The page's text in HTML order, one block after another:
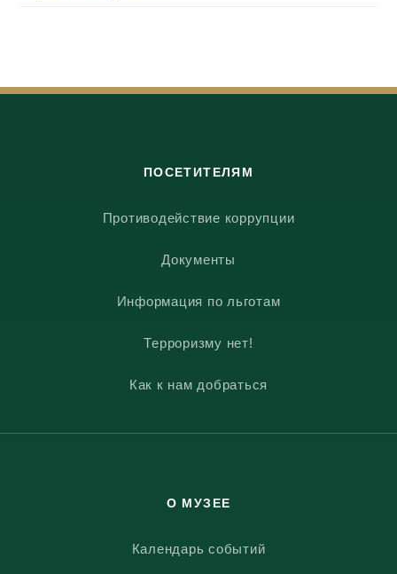
ПОСЕТИТЕЛЯМ
Противодействие коррупции
Документы
Информация по льготам
Терроризму нет!
Как к нам добраться
О МУЗЕЕ
Календарь событий